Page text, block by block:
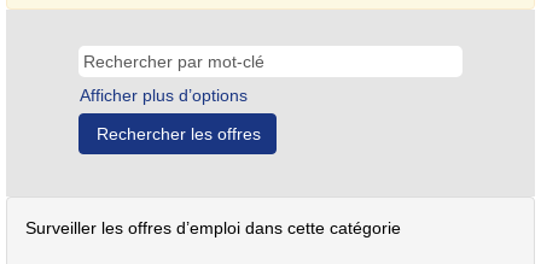
Afficher plus d’options
Surveiller les offres d’emploi dans cette catégorie